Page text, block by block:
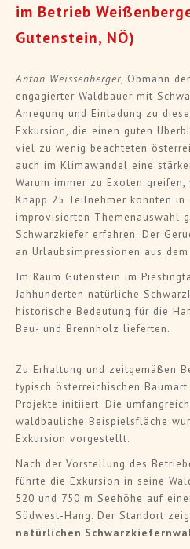
im Betrieb
Gutenstein, NÖ)
Anton Weissenberger, Obmann
engagierter Waldbauer mit
Anregung und Einladung zu
Exkursion, die einen guten
viel zu wenig beachteten
auch im Klimawandel eine
Warum immer zu Exoten
Knapp 25 Teilnehmer konnten
improvisierten Themenauswahl
Schwarzkiefer erfahren. Der
an Urlaubsimpressionen aus
Im Raum Gutenstein im
Jahhunderten natürliche
historische Bedeutung für die
Bau- und Brennholz lieferten.
Zu Erhaltung und zeitgemäßen
typisch österreichischen
Projekte initiiert. Die
waldbauliche Beispielsfläche
Exkursion vorgestellt.
Nach der Vorstellung des
führte die Exkursion in seine
520 und 750 m Seehöhe auf
Südwest-Hang. Der Standort
natürlichen